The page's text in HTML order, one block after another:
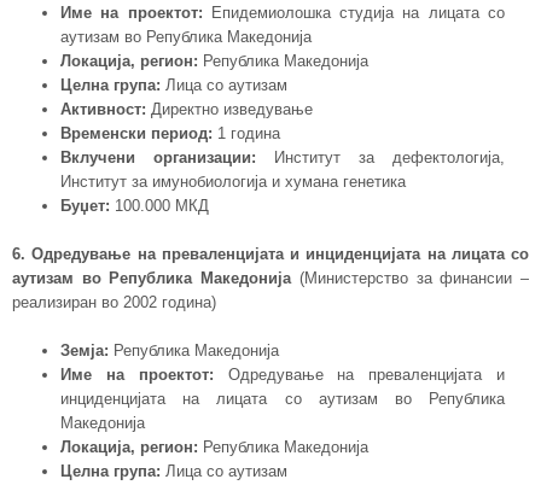
Име на проектот: Епидемиолошка студија на лицата со
аутизам во Република Македонија
Локација, регион: Република Македонија
Целна група: Лица со аутизам
Активност: Директно изведување
Временски период: 1 година
Вклучени организации: Институт за дефектологија,
Институт за имунобиологија и хумана генетика
Буџет: 100.000 МКД
6. Одредување на преваленцијата и инциденцијата на лицата со
аутизам во Република Македонија(Министерство за финансии –
реализиран во 2002 година)
Земја: Република Македонија
Име на проектот: Одредување на преваленцијата и
инциденцијата на лицата со аутизам во Република
Македонија
Локација, регион: Република Македонија
Целна група: Лица со аутизам